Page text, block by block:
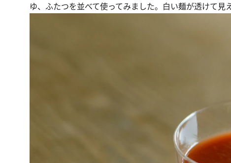
ゆ、ふたつを並べて使ってみました。白い麺が透けて見